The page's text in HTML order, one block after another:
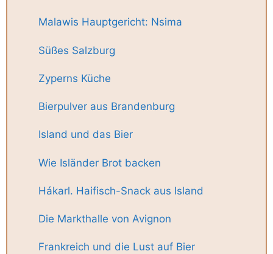
Malawis Hauptgericht: Nsima
Süßes Salzburg
Zyperns Küche
Bierpulver aus Brandenburg
Island und das Bier
Wie Isländer Brot backen
Hákarl. Haifisch-Snack aus Island
Die Markthalle von Avignon
Frankreich und die Lust auf Bier